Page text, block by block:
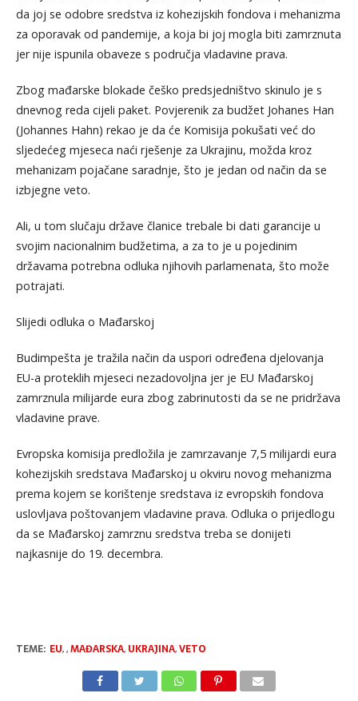
da joj se odobre sredstva iz kohezijskih fondova i mehanizma
za oporavak od pandemije, a koja bi joj mogla biti zamrznuta
jer nije ispunila obaveze s područja vladavine prava.
Zbog mađarske blokade češko predsjedništvo skinulo je s
dnevnog reda cijeli paket. Povjerenik za budžet Johanes Han
(Johannes Hahn) rekao je da će Komisija pokušati već do
sljedećeg mjeseca naći rješenje za Ukrajinu, možda kroz
mehanizam pojačane saradnje, što je jedan od način da se
izbjegne veto.
Ali, u tom slučaju države članice trebale bi dati garancije u
svojim nacionalnim budžetima, a za to je u pojedinim
državama potrebna odluka njihovih parlamenata, što može
potrajati.
Slijedi odluka o Mađarskoj
Budimpešta je tražila način da uspori određena djelovanja
EU-a proteklih mjeseci nezadovoljna jer je EU Mađarskoj
zamrznula milijarde eura zbog zabrinutosti da se ne pridržava
vladavine prave.
Evropska komisija predložila je zamrzavanje 7,5 milijardi eura
kohezijskih sredstava Mađarskoj u okviru novog mehanizma
prema kojem se korištenje sredstava iz evropskih fondova
uslovljava poštovanjem vladavine prava. Odluka o prijedlogu
da se Mađarskoj zamrznu sredstva treba se donijeti
najkasnije do 19. decembra.
TEME: EU,,MAĐARSKA, UKRAJINA,VETO